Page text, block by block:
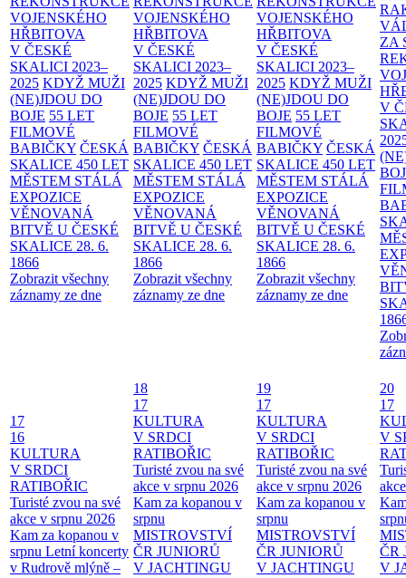
VOJENSKÉHO
HŘBITOVA
V ČESKÉ
SKALICI 2023–
2025 KDYŽ MUŽI
(NE)JDOU DO
BOJE 55 LET
FILMOVÉ
BABIČKY ČESKÁ
SKALICE 450 LET
MĚSTEM STÁLÁ
EXPOZICE
VĚNOVANÁ
BITVĚ U ČESKÉ
SKALICE 28. 6.
1866
Zobrazit všechny
záznamy ze dne
VOJENSKÉHO
HŘBITOVA
V ČESKÉ
SKALICI 2023–
2025 KDYŽ MUŽI
(NE)JDOU DO
BOJE 55 LET
FILMOVÉ
BABIČKY ČESKÁ
SKALICE 450 LET
MĚSTEM STÁLÁ
EXPOZICE
VĚNOVANÁ
BITVĚ U ČESKÉ
SKALICE 28. 6.
1866
Zobrazit všechny
záznamy ze dne
VOJENSKÉHO
HŘBITOVA
V ČESKÉ
SKALICI 2023–
2025 KDYŽ MUŽI
(NE)JDOU DO
BOJE 55 LET
FILMOVÉ
BABIČKY ČESKÁ
SKALICE 450 LET
MĚSTEM STÁLÁ
EXPOZICE
VĚNOVANÁ
BITVĚ U ČESKÉ
SKALICE 28. 6.
1866
Zobrazit všechny
záznamy ze dne
ZA
V
17
16
KULTURA
V SRDCI
RATIBOŘIC
Turisté zvou na své
akce v srpnu 2026
Kam za kopanou v
srpnu Letní koncerty
v Rudrově mlýně –
18
17
KULTURA
V SRDCI
RATIBOŘIC
Turisté zvou na své
akce v srpnu 2026
Kam za kopanou v
srpnu
MISTROVSTVÍ
ČR JUNIORŮ
V JACHTINGU
19
17
KULTURA
V SRDCI
RATIBOŘIC
Turisté zvou na své
akce v srpnu 2026
Kam za kopanou v
srpnu
MISTROVSTVÍ
ČR JUNIORŮ
V JACHTINGU
20
17
V
ČR
V